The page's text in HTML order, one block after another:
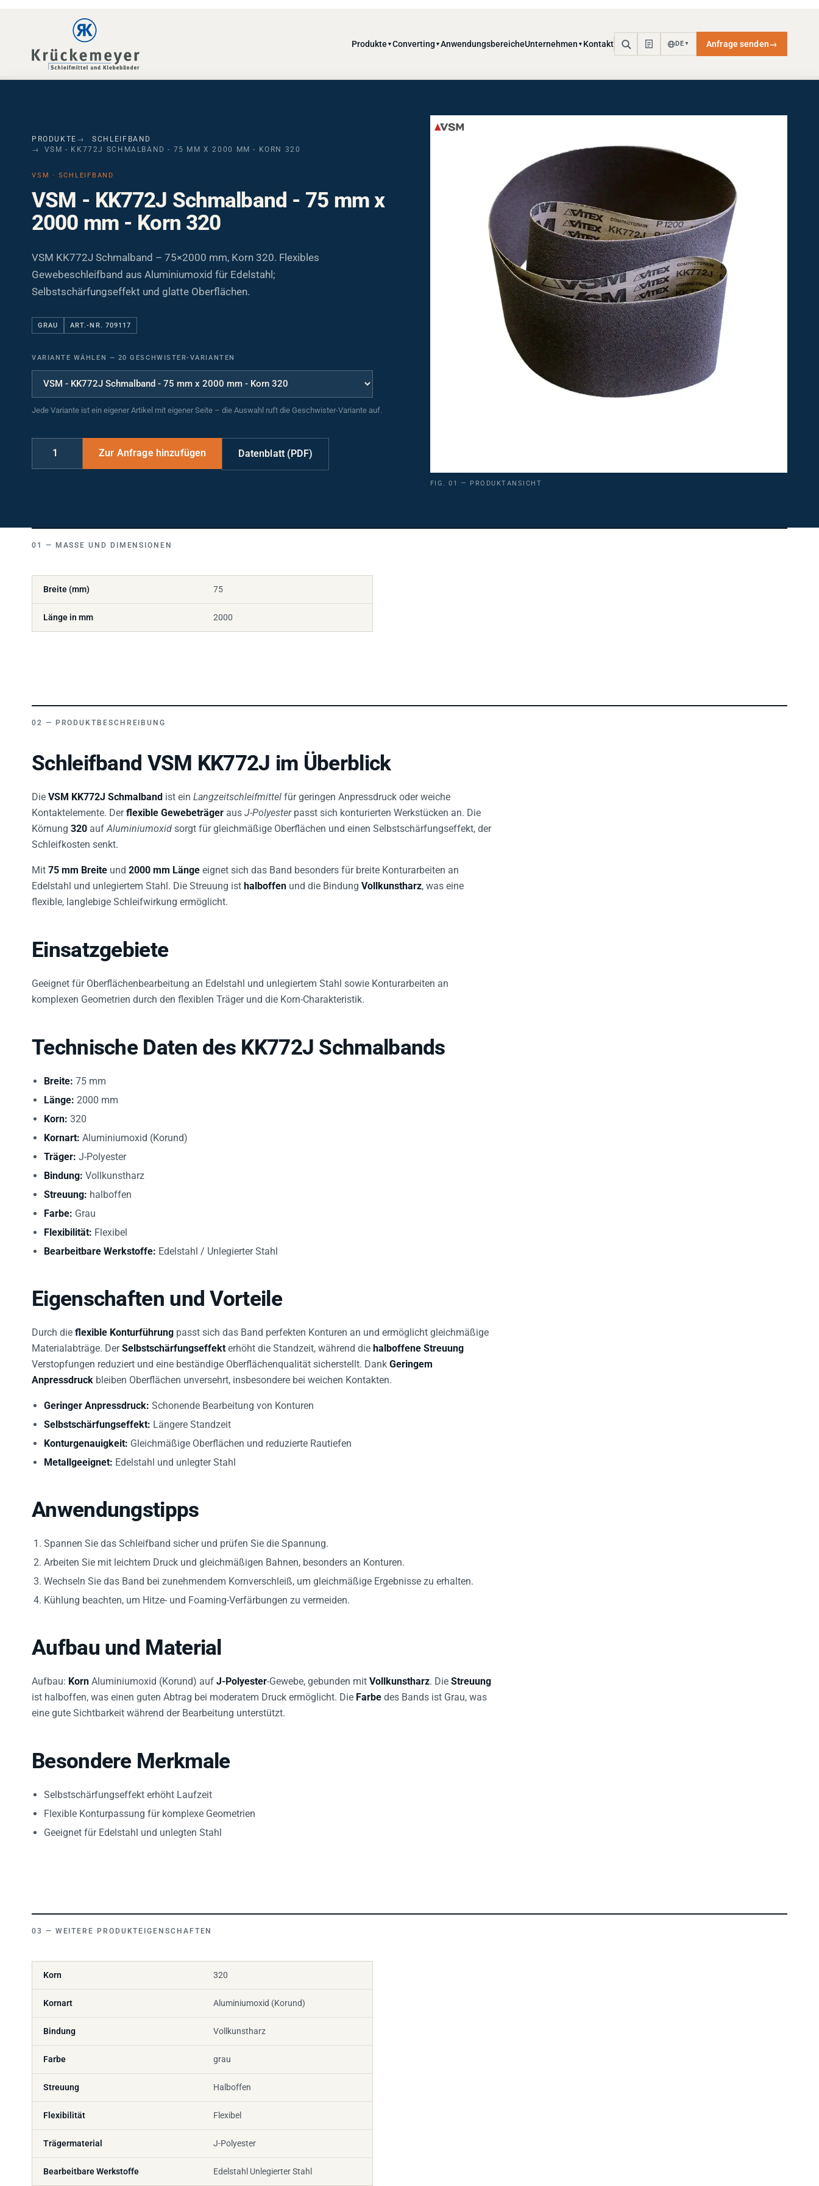
Kontakt DE
VSM - KK772J SCHMALBAND - 75 MM X 2000 MM - KORN 320
VSM - KK772J Schmalband - 75 mm x
2000 mm - Korn 320
VSM KK772J Schmalband – 75×2000 mm, Korn 320. Flexibles
Gewebeschleifband aus Aluminiumoxid für Edelstahl;
Selbstschärfungseffekt und glatte Oberflächen.
GRAU ART.-NR. 709117
VARIANTE WÄHLEN
Jede Variante ist ein eigener Artikel mit eigener Seite – die Auswahl ruft die Geschwister-Variante auf.
Datenblatt (PDF)
MASSE UND DIMENSIONEN
Breite (mm) 75
Länge in mm 2000
PRODUKTBESCHREIBUNG
Schleifband VSM KK772J im Überblick
Die VSM KK772J Schmalband ist ein Langzeitschleifmittel für geringen Anpressdruck oder weiche
Kontaktelemente. Derflexible Gewebeträger aus J-Polyesterpasst sich konturierten Werkstücken an. Die
Körnung 320 auf Aluminiumoxid sorgt für gleichmäßige Oberflächen und einen Selbstschärfungseffekt, der
Schleifkosten senkt.
Mit 75 mm Breite und 2000 mm Länge eignet sich das Band besonders für breite Konturarbeiten an
Edelstahl und unlegiertem Stahl. Die Streuung ist halboffen und die Bindung Vollkunstharz , was eine
flexible, langlebige Schleifwirkung ermöglicht.
Einsatzgebiete
Geeignet für Oberflächenbearbeitung an Edelstahl und unlegiertem Stahl sowie Konturarbeiten an
komplexen Geometrien durch den flexiblen Träger und die Korn-Charakteristik.
Technische Daten des KK772J Schmalbands
Breite: 75 mm
Länge: 2000 mm
Korn: 320
Kornart: Aluminiumoxid (Korund)
Träger:
J-Polyester
Bindung: Vollkunstharz
Streuung: halboffen
Farbe: Grau
Flexibilität: Flexibel
Bearbeitbare Werkstoffe: Edelstahl / Unlegierter Stahl
Eigenschaften und Vorteile
Durch die flexible Konturführung passt sich das Band perfekten Konturen an und ermöglicht gleichmäßige
Materialabträge. Der Selbstschärfungseffekt erhöht die Standzeit, während die halboffene Streuung
Verstopfungen reduziert und eine beständige Oberflächenqualität sicherstellt. Dank Geringem
Anpressdruck bleiben Oberflächen unversehrt, insbesondere bei weichen Kontakten.
Geringer Anpressdruck: Schonende Bearbeitung von Konturen
Selbstschärfungseffekt: Längere Standzeit
Konturgenauigkeit: Gleichmäßige Oberflächen und reduzierte Rautiefen
Metallgeeignet: Edelstahl und unlegter Stahl
Anwendungstipps
Spannen Sie das Schleifband sicher und prüfen Sie die Spannung.
Arbeiten Sie mit leichtem Druck und gleichmäßigen Bahnen, besonders an Konturen.
Wechseln Sie das Band bei zunehmendem Kornverschleiß, um gleichmäßige Ergebnisse zu erhalten.
Kühlung beachten, um Hitze- und Foaming-Verfärbungen zu vermeiden.
Aufbau und Material
Aufbau: Korn Aluminiumoxid (Korund) auf J-Polyester -Gewebe, gebunden mit Vollkunstharz . Die Streuung
ist halboffen, was einen guten Abtrag bei moderatem Druck ermöglicht. Die Farbe des Bands ist Grau, was
eine gute Sichtbarkeit während der Bearbeitung unterstützt.
Besondere Merkmale
Selbstschärfungseffekt erhöht Laufzeit
Flexible Konturpassung für komplexe Geometrien
Geeignet für Edelstahl und unlegten Stahl
WEITERE PRODUKTEIGENSCHAFTEN
Korn 320
Kornart Aluminiumoxid (Korund)
Bindung Vollkunstharz
Farbe
Streuung Halboffen
Flexibilität Flexibel
Trägermaterial J-Polyester
Bearbeitbare Werkstoffe Edelstahl Unlegierter Stahl